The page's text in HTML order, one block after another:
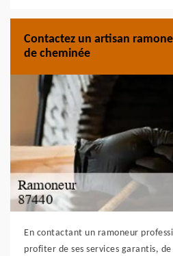
Contactez un artisan
de cheminée
En contactant un ramoneur
profiter de ses services garantis,